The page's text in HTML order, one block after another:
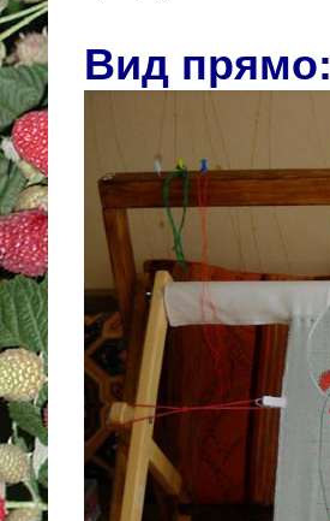
Вид прямо: